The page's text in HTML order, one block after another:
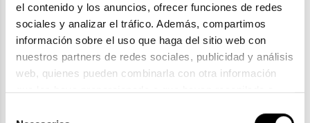
el contenido y los anuncios, ofrecer funciones de redes
sociales y analizar el tráfico. Además, compartimos
información sobre el uso que haga del sitio web con
nuestros partners de redes sociales, publicidad y análisis
web, quienes pueden combinarla con otra información
que les haya proporcionado o que hayan recopilado a
Oakley
OAKLEY OO 9013
100,10€
3 colores